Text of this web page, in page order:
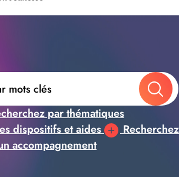
par thématiques
dispositifs et aides
Recherchez
accompagnement